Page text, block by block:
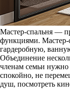
Мастер-спальня —
функциями. Мастер-
гардеробную,
Объединение
членам семьи
спокойно, не
душ, посмотреть